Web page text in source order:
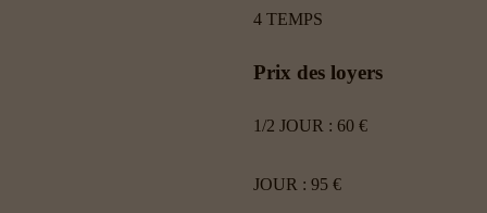
4 TEMPS
Prix des loyers
1/2 JOUR : 60 €
JOUR : 95 €